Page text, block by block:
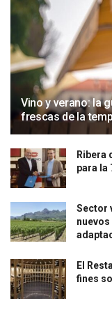
Vino y verano: la
frescas de la
Ribera
para la
Sector
El
fines